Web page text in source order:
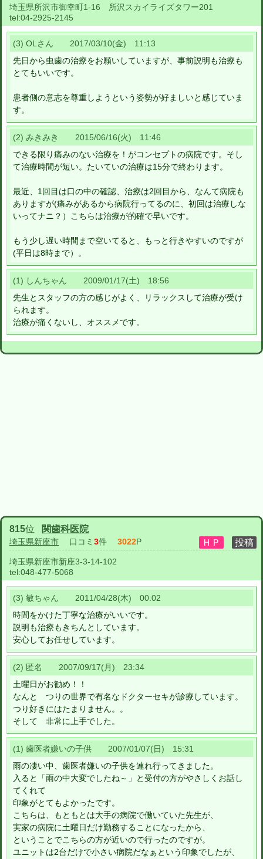
埼玉県所沢市御幸町1-16 所沢スカイライズタワー201
tel:04-2925-2145
(3) OLさん 2017/03/10(金) 11:13
先日から虫歯の治療をお願いしていますが、事前説明も治療も
とてもいいです。
患者側の意志を尊重しようという姿勢が好ましいと感じていま
す。
(2) みきみき 2015/06/16(火) 11:46
できる限り痛みのない治療を！がコンセプトの病院です。そし
て治療時間が短い。たいていの治療は15分で終わります。
最近、1回目は口の中の確認、治療は2回目から、なんて病院も
ありますが(痛みがあるから病院行ってるのに、初回は治療しな
いってナニ？）こちらは治療が的確で早いです。
もう少し遅い時間まで空いてると、もっと行きやすいのですが
(平日は8時まで）。
(1) しんちゃん 2009/01/17(土) 18:56
先生とスタッフの方の感じがよく、リラックスして治療が受け
られます。
治療が痛くないし、オススメです。
815位 関歯科医院
埼玉県新座市 口コミ 3件 3022P
埼玉県新座市新座3-3-14-102
tel:048-477-5068
(3) 敏ちゃん 2011/04/28(木) 00:02
時間をかけた丁寧な治療がいいです。
説明も治療もきちんとしています。
安心してお任せしています。
(2) 匿名 2007/09/17(月) 23:34
土曜日がお勧め！！
なんと つりの世界で有名なドクターセキが診療しています。
つり好きにはたまりません。。
そして 非常に上手でした。
(1) 歯医者嫌いの子供 2007/01/07(日) 15:31
雨の凄い中、歯医者嫌いの子供を連れ行ってきました。
入ると「雨の中大変でしたね～」と受付の方がやさしくお話し
てくれて
印象がとてもよかったです。
こちらは、もともとは大手の病院で働いていた先生が、
実家の病院に土曜日だけ勤務することになったから、
ということでこちらの方が近いので行ったのですが。
ユニットは2台だけで小さい病院だなぁという印象でしたが、